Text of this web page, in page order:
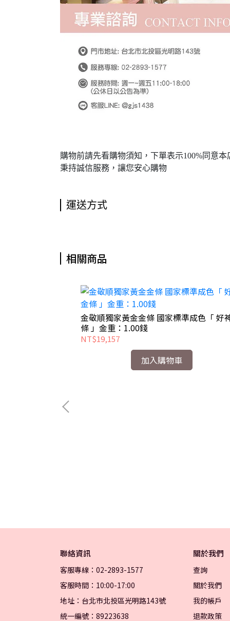
購物前請先看購物須知，下單表示100%同意本
秉持誠信服務，讓您安心購物
運送方式
相關商品
金敬順獨家黃金金條 國家標準成色「 好
條 」金重：1.00錢
NT$19,157
加入購物車
聯絡資訊
客服專線：02-2893-1577
客服時間：10:00-17:00
地址：台北市北投區光明路143號
統一編號：89223638
關於我們
查詢
關於我們
我的帳戶
退款政策